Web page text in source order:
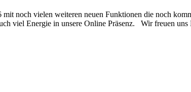
noch vielen weiteren neuen Funktionen die noch
viel Energie in unsere Online Präsenz. Wir freuen